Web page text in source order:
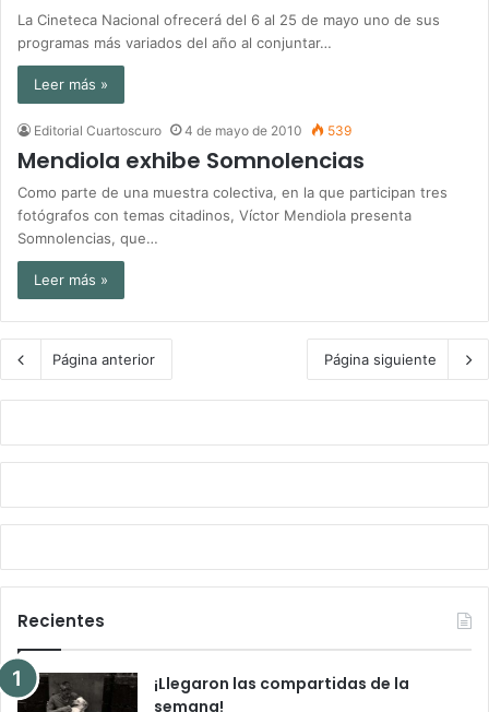
La Cineteca Nacional ofrecerá del 6 al 25 de mayo uno de sus
programas más variados del año al conjuntar…
Leer más »
Editorial Cuartoscuro 4 de mayo de 2010 539
Mendiola exhibe Somnolencias
Como parte de una muestra colectiva, en la que participan tres
fotógrafos con temas citadinos, Víctor Mendiola presenta
Somnolencias, que…
Leer más »
Página anterior Página siguiente
Recientes
¡Llegaron las compartidas de la
semana!